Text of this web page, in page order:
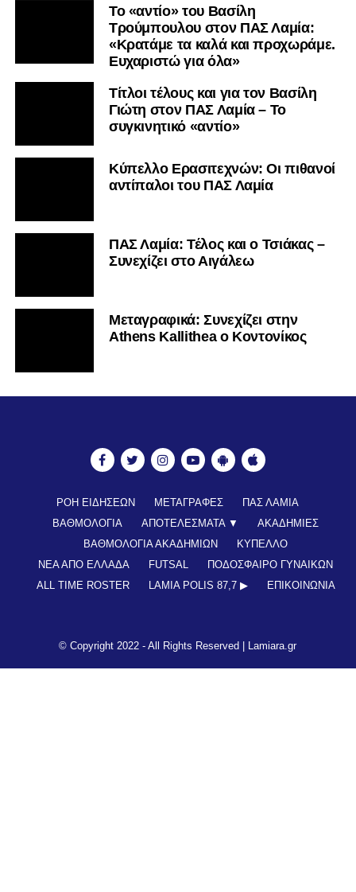
Το «αντίο» του Βασίλη
Τρούμπουλου στον ΠΑΣ Λαμία:
«Κρατάμε τα καλά και προχωράμε.
Ευχαριστώ για όλα»
Τίτλοι τέλους και για τον Βασίλη
Γιώτη στον ΠΑΣ Λαμία – Το
συγκινητικό «αντίο»
Κύπελλο Ερασιτεχνών: Οι πιθανοί
αντίπαλοι του ΠΑΣ Λαμία
ΠΑΣ Λαμία: Τέλος και ο Τσιάκας –
Συνεχίζει στο Αιγάλεω
Mεταγραφικά: Συνεχίζει στην
Athens Kallithea ο Κοντονίκος
ΡΟΗ ΕΙΔΗΣΕΩΝ ΜΕΤΑΓΡΑΦΕΣ
ΠΑΣ ΛΑΜΙΑ
ΒΑΘΜΟΛΟΓΙΑ
ΑΠΟΤΕΛΕΣΜΑΤΑ ▼
ΑΚΑΔΗΜΙΕΣ
ΒΑΘΜΟΛΟΓΙΑ ΑΚΑΔΗΜΙΩΝ
ΚΥΠΕΛΛΟ
ΝΕΑ ΑΠΟ ΕΛΛΑΔΑ
FUTSAL
ΠΟΔΟΣΦΑΙΡΟ ΓΥΝΑΙΚΩΝ
ALL TIME ROSTER
LAMIA POLIS 87,7 ▶︎ ΕΠΙΚΟΙΝΩΝΊΑ
© Copyright 2022 - All Rights Reserved | Lamiara.gr